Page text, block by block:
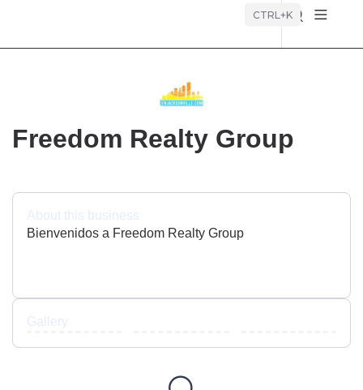
CTRL+K
Freedom Realty Group
About this business
Bienvenidos a Freedom Realty Group
Gallery